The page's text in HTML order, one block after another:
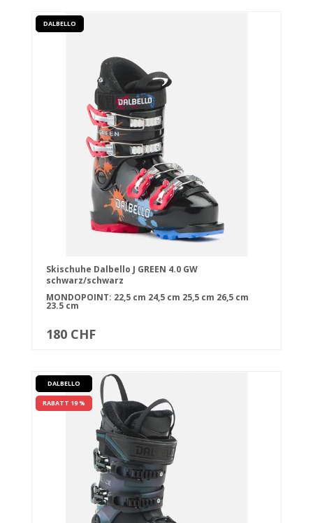
DALBELLO
Skischuhe Dalbello J GREEN 4.0 GW
schwarz/schwarz
MONDOPOINT: 22,5 cm 24,5 cm 25,5 cm 26,5 cm
23.5 cm
180 CHF
DALBELLO
RABATT 19 %